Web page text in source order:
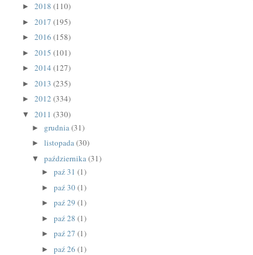
►2018(110)
►2017(195)
►2016(158)
►2015(101)
►2014(127)
►2013(235)
►2012(334)
▼2011(330)
► grudnia(31)
►listopada(30)
▼października(31)
► paź 31 (1)
► paź 30(1)
► paź 29 (1)
► paź 28 (1)
► paź 27 (1)
► paź 26 (1)